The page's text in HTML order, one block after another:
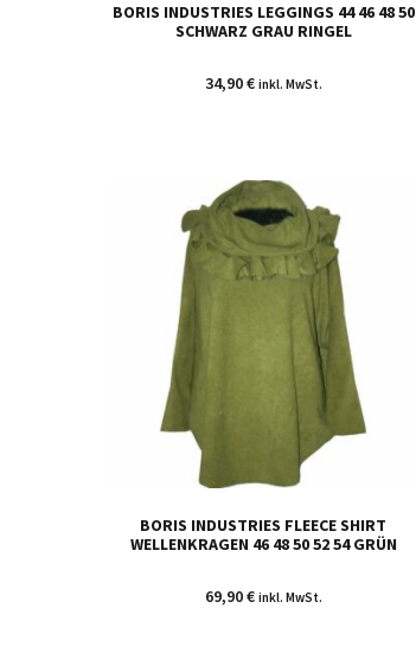
BORIS INDUSTRIES LEGGINGS 44 46 48 50
SCHWARZ GRAU RINGEL
34,90€ inkl. MwSt.
BORIS INDUSTRIES FLEECE SHIRT
WELLENKRAGEN 46 48 50 52 54 GRÜN
69,90€ inkl. MwSt.